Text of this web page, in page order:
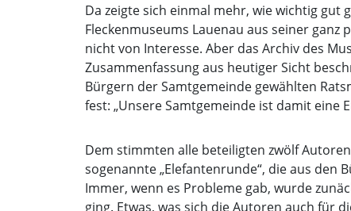
Da zeigte sich einmal mehr, wie wichtig gut
Fleckenmuseums Lauenau aus seiner
nicht von Interesse. Aber das Archiv des
Zusammenfassung aus heutiger Sicht
Bürgern der Samtgemeinde gewählten
fest: „Unsere Samtgemeinde ist damit eine
Dem stimmten alle beteiligten zwölf
sogenannte „Elefantenrunde“, die aus den
Immer, wenn es Probleme gab, wurde
ging. Etwas, was sich die Autoren auch für